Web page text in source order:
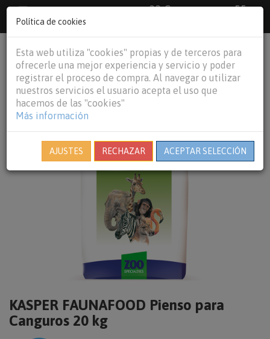
33 €
55
€Baleares y
person shopping_cart
KASPER FAUNAFOOD Pienso para
Canguros 20 kg
Política de cookies
Esta web utiliza "cookies" propias y de terceros para
ofrecerle una mejor experiencia y servicio y poder
registrar el proceso de compra. Al navegar o utilizar
nuestros servicios el usuario acepta el uso que
hacemos de las "cookies"
Más información
AJUSTES RECHAZAR ACEPTAR SELECCIÓN